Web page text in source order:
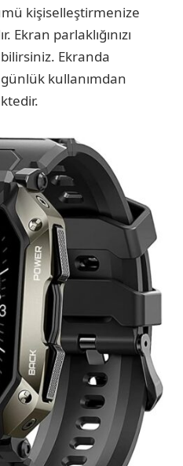
kişiselleştirmenize
parlaklığınızı
Ekranda
kullanımdan